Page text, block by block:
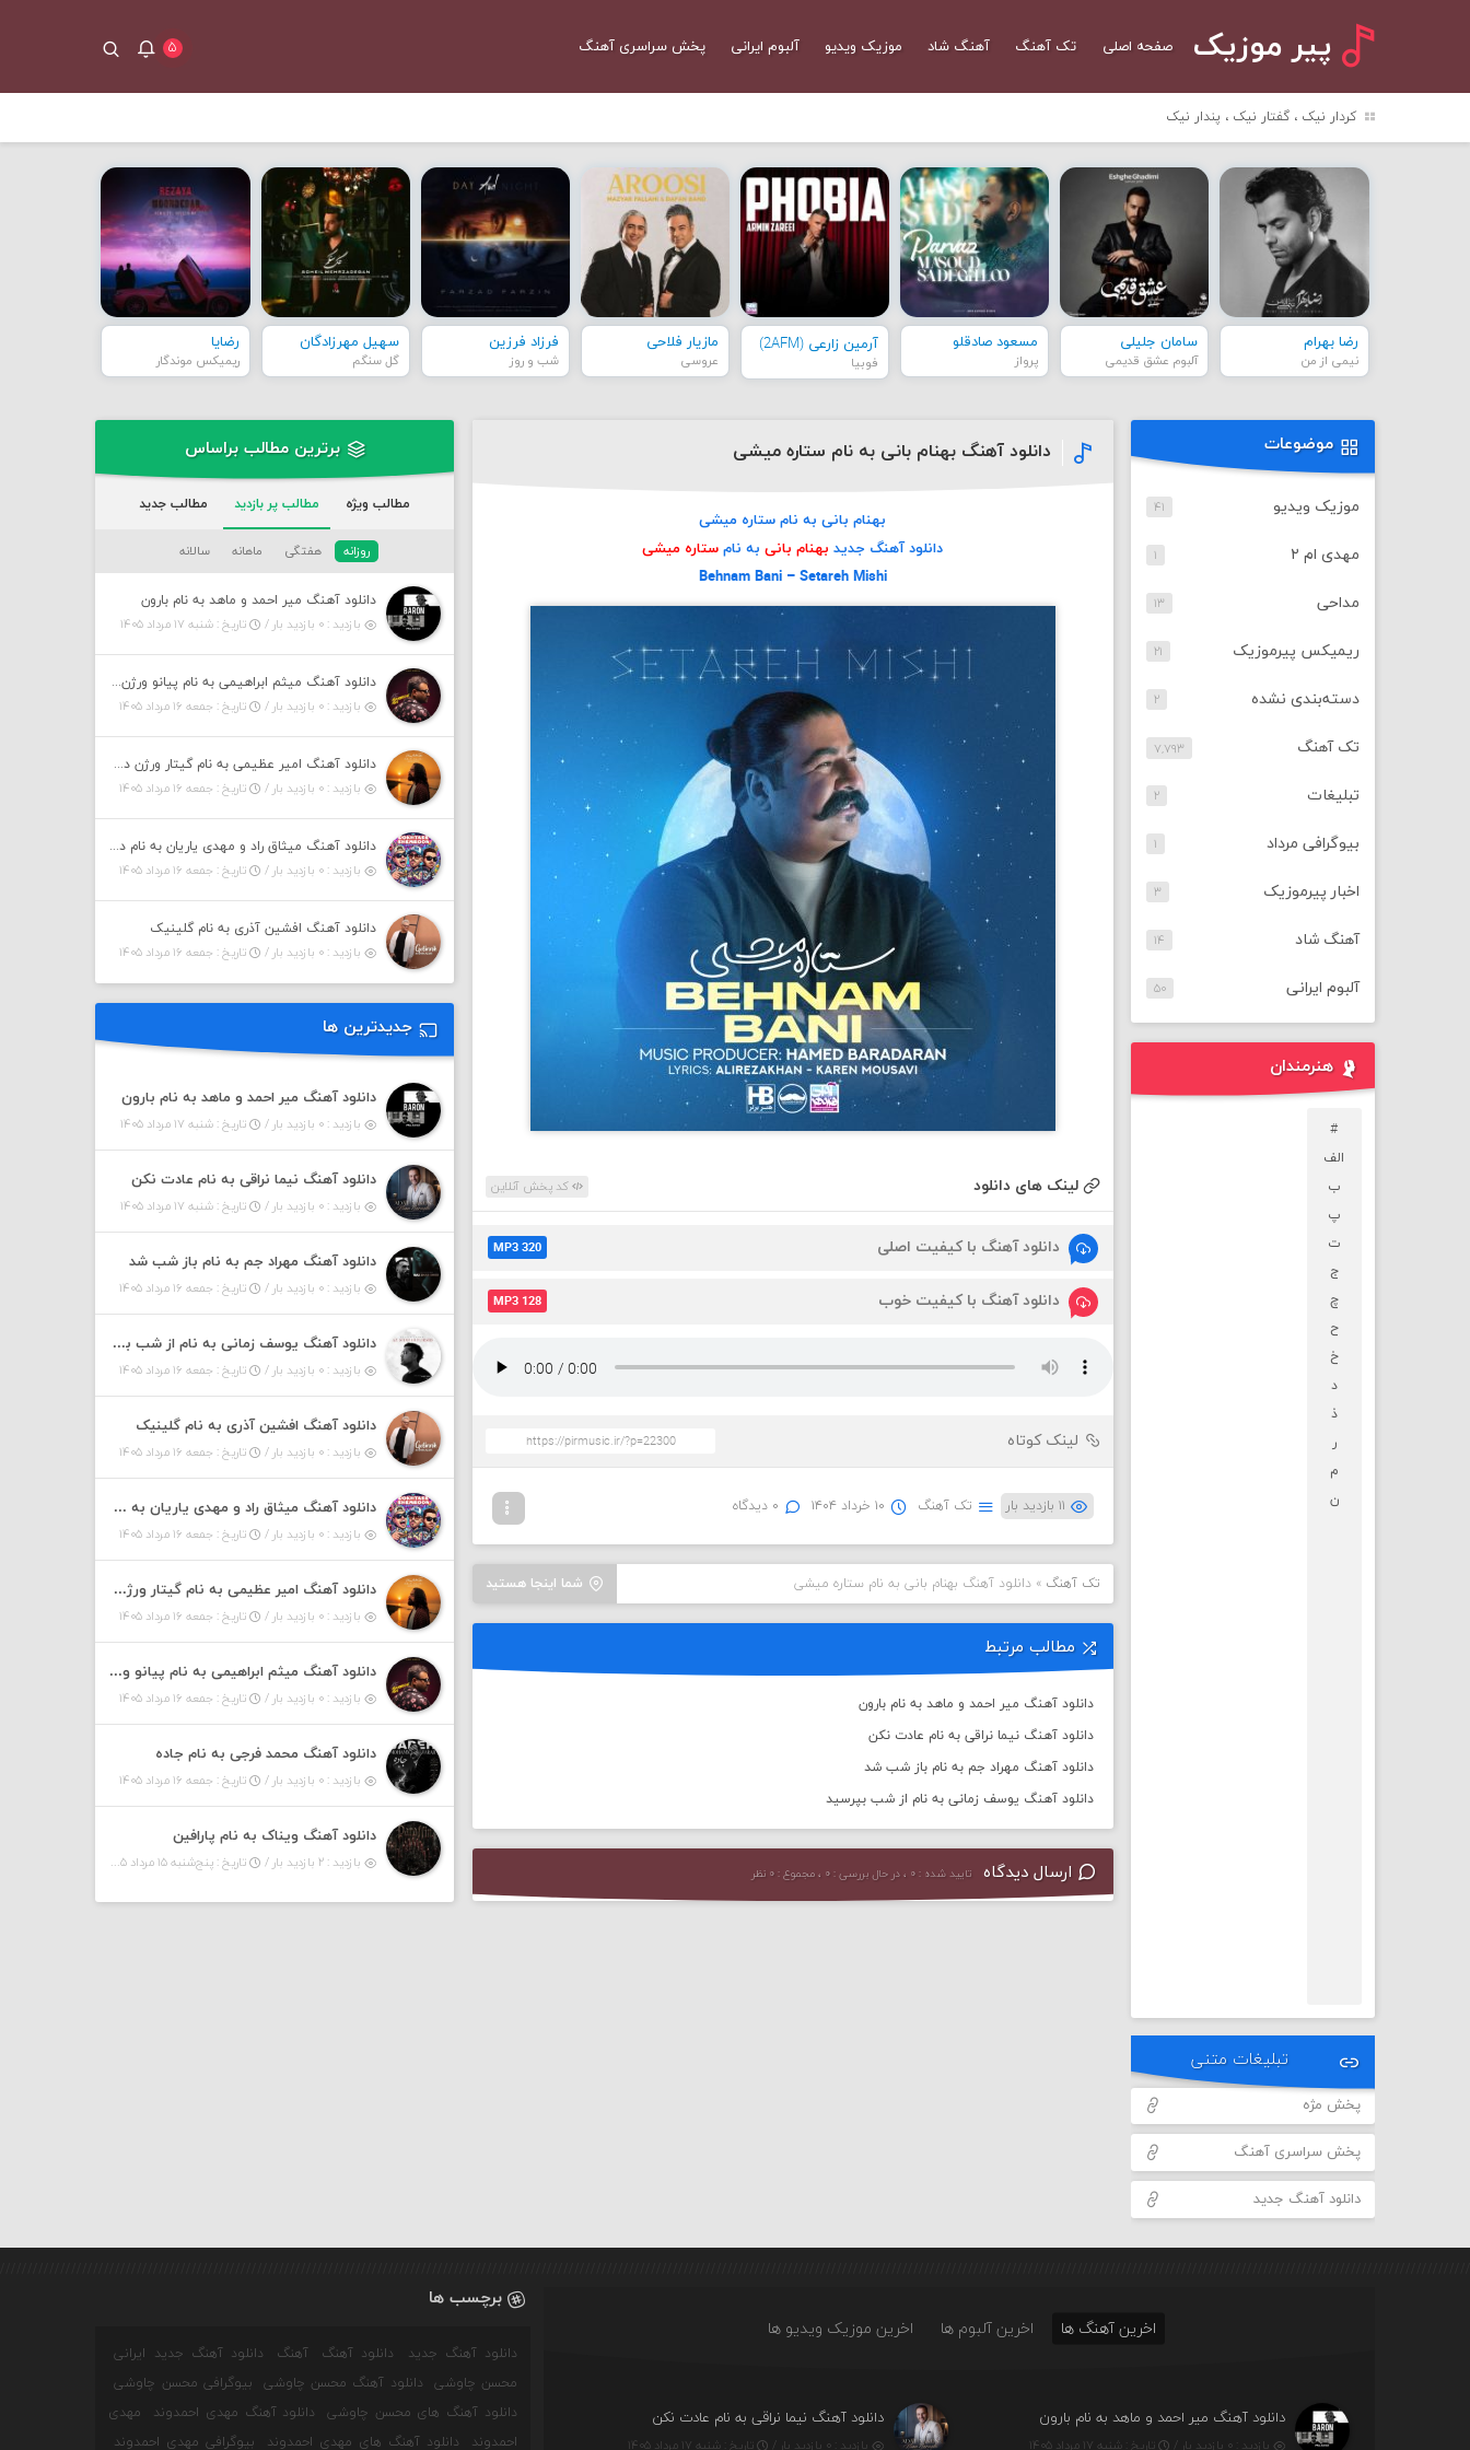
پیر موزیک صفحه اصلی تک آهنگ آهنگ شاد موزیک ویدیو آلبوم ایرانی پخش سراسری آهنگ ۵
کردار نیک ، گفتار نیک ، پندار نیک
رضا بهرام
نیمی از من
سامان جلیلی
آلبوم عشق قدیمی
مسعود صادقلو
پرواز
آرمین زارعی (2AFM)
فوبیا
مازیار فلاحی
عروسی
فرزاد فرزین
شب و روز
سهیل مهرزادگان
گل سنگم
رضایا
ریمیکس موندگار
دانلود آهنگ بهنام بانی به نام ستاره میشی
بهنام بانی به نام ستاره میشی
دانلود آهنگ جدیدبهنام بانیبه نام ستاره میشی
Behnam Bani – Setareh Mishi
لینک های دانلود کد پخش آنلاین
دانلود آهنگ با کیفیت اصلی MP3 320
دانلود آهنگ با کیفیت خوب MP3 128
لینک کوتاه
۱۱ بازدید بار تک آهنگ ۱۰ خرداد ۱۴۰۴ ۰ دیدگاه
شما اینجا هستید تک آهنگ »دانلود آهنگ بهنام بانی به نام ستاره میشی
مطالب مرتبط
دانلود آهنگ میر احمد و ماهد به نام بارون
دانلود آهنگ نیما نراقی به نام عادت نکن
دانلود آهنگ مهراد جم به نام باز شب شد
دانلود آهنگ یوسف زمانی به نام از شب بپرسید
ارسال دیدگاه تایید شده : ۰ ، در حال بررسی : ۰ ، مجموع : ۰ نظر
موضوعات
موزیک ویدیو ۴۱
مهدی ام ۲ ۱
مداحی ۱۳
ریمیکس پیرموزیک ۲۱
دسته‌بندی نشده ۲
تک آهنگ ۷,۷۹۳
تبلیغات ۲
بیوگرافی مرداد ۱
اخبار پیرموزیک ۳
آهنگ شاد ۱۴
آلبوم ایرانی ۵۰
هنرمندان
#
الف
ب
پ
ت
ج
چ
ح
خ
د
ذ
ر
م
ن
تبلیغات متنی
پخش مژه
پخش سراسری آهنگ
دانلود آهنگ جدید
برترین مطالب براساس
مطالب ویژه مطالب پر بازدید مطالب جدید
روزانه هفتگی ماهانه سالانه
دانلود آهنگ میر احمد و ماهد به نام بارون
بازدید : ۰ بازدید بار /
تاریخ : شنبه ۱۷ مرداد ۱۴۰۵
دانلود آهنگ میثم ابراهیمی به نام پیانو ورژن مهربون من
بازدید : ۰ بازدید بار /
تاریخ : جمعه ۱۶ مرداد ۱۴۰۵
دانلود آهنگ امیر عظیمی به نام گیتار ورژن دختر بندر
بازدید : ۰ بازدید بار /
تاریخ : جمعه ۱۶ مرداد ۱۴۰۵
دانلود آهنگ میثاق راد و مهدی یاریان به نام دختر شمرون
بازدید : ۰ بازدید بار /
تاریخ : جمعه ۱۶ مرداد ۱۴۰۵
دانلود آهنگ افشین آذری به نام گلینیک
بازدید : ۰ بازدید بار /
تاریخ : جمعه ۱۶ مرداد ۱۴۰۵
جدیدترین ها
دانلود آهنگ میر احمد و ماهد به نام بارون
بازدید : ۰ بازدید بار / تاریخ : شنبه ۱۷ مرداد ۱۴۰۵
دانلود آهنگ نیما نراقی به نام عادت نکن
بازدید : ۰ بازدید بار / تاریخ : شنبه ۱۷ مرداد ۱۴۰۵
دانلود آهنگ مهراد جم به نام باز شب شد
بازدید : ۰ بازدید بار / تاریخ : جمعه ۱۶ مرداد ۱۴۰۵
دانلود آهنگ یوسف زمانی به نام از شب بپرسید
بازدید : ۰ بازدید بار / تاریخ : جمعه ۱۶ مرداد ۱۴۰۵
دانلود آهنگ افشین آذری به نام گلینیک
بازدید : ۰ بازدید بار / تاریخ : جمعه ۱۶ مرداد ۱۴۰۵
دانلود آهنگ میثاق راد و مهدی یاریان به نام دختر شمرون
بازدید : ۰ بازدید بار / تاریخ : جمعه ۱۶ مرداد ۱۴۰۵
دانلود آهنگ امیر عظیمی به نام گیتار ورژن دختر بندر
بازدید : ۰ بازدید بار / تاریخ : جمعه ۱۶ مرداد ۱۴۰۵
دانلود آهنگ میثم ابراهیمی به نام پیانو ورژن مهربون من
بازدید : ۰ بازدید بار / تاریخ : جمعه ۱۶ مرداد ۱۴۰۵
دانلود آهنگ محمد فرجی به نام جاده
بازدید : ۰ بازدید بار / تاریخ : جمعه ۱۶ مرداد ۱۴۰۵
دانلود آهنگ ویناک به نام پارافین
بازدید : ۲ بازدید بار / تاریخ : پنج‌شنبه ۱۵ مرداد ۱۴۰۵
اخرین آهنگ ها اخرین آلبوم ها اخرین موزیک ویدیو ها
دانلود آهنگ میر احمد و ماهد به نام بارون
بازدید : ۰ بازدید بار / تاریخ : شنبه ۱۷ مرداد ۱۴۰۵
دانلود آهنگ نیما نراقی به نام عادت نکن
بازدید : ۰ بازدید بار / تاریخ : شنبه ۱۷ مرداد ۱۴۰۵
برچسب ها
دانلود آهنگ جدید دانلود آهنگ آهنگ
دانلود آهنگ جدید ایرانی
محسن چاوشی
دانلود آهنگ محسن چاوشی
بیوگرافی محسن چاوشی
دانلود آهنگ های محسن چاوشی
دانلود آهنگ مهدی احمدوند
مهدی
احمدوند
دانلود آهنگ های مهدی احمدوند بیوگرافی مهدی احمدوند